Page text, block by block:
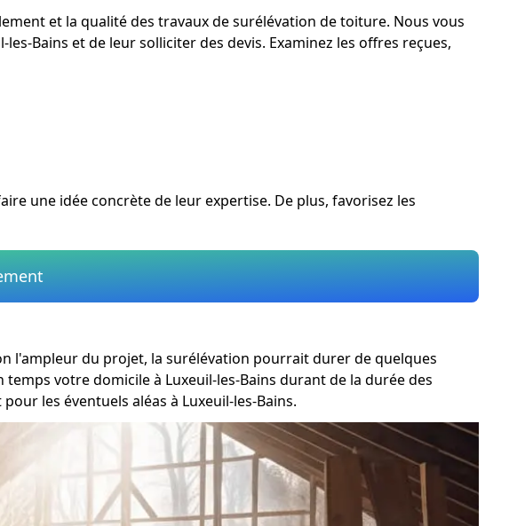
et la qualité des travaux de surélévation de toiture. Nous vous
Bains et de leur solliciter des devis. Examinez les offres reçues,
une idée concrète de leur expertise. De plus, favorisez les
l'ampleur du projet, la surélévation pourrait durer de quelques
votre domicile à Luxeuil-les-Bains durant de la durée des
les éventuels aléas à Luxeuil-les-Bains.